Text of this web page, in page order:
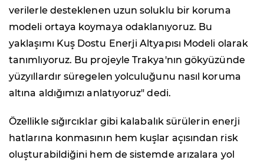
verilerle desteklenen uzun soluklu bir koruma
modeli ortaya koymaya odaklanıyoruz. Bu
yaklaşımı Kuş Dostu Enerji Altyapısı Modeli olarak
tanımlıyoruz. Bu projeyle Trakya'nın gökyüzünde
yüzyıllardır süregelen yolculuğunu nasıl koruma
altına aldığımızı anlatıyoruz" dedi.
Özellikle sığırcıklar gibi kalabalık sürülerin enerji
hatlarına konmasının hem kuşlar açısından risk
oluşturabildiğini hem de sistemde arızalara yol